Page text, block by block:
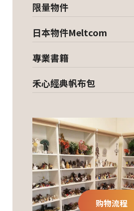
限量物件
日本物件Meltcom
專業書籍
禾心經典帆布包
购物流程